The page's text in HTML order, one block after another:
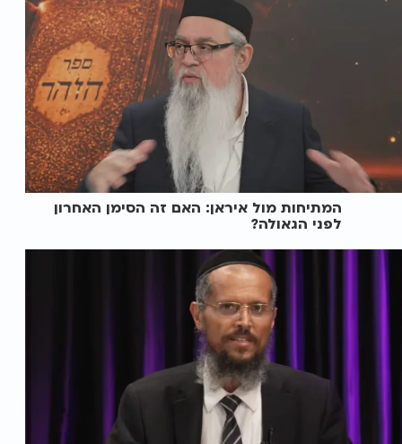
המתיחות מול איראן: האם זה הסימן האחרון
לפני הגאולה?